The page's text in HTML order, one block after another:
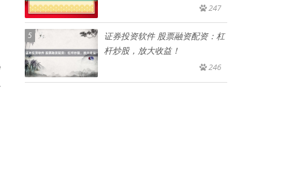
247
5
证券投资软件 股票融资配资：杠
杆炒股，放大收益！
246